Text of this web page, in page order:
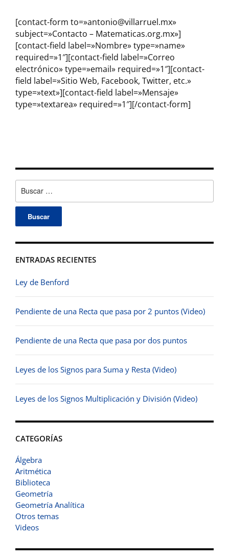
ENTRADAS RECIENTES
Ley de Benford
Pendiente de una Recta que pasa por 2 puntos (Video)
Pendiente de una Recta que pasa por dos puntos
Leyes de los Signos para Suma y Resta (Video)
Leyes de los Signos Multiplicación y División (Video)
CATEGORÍAS
Álgebra
Aritmética
Biblioteca
Geometría
Geometría Analítica
Otros temas
Videos
[contact-form to=»antonio@villarruel.mx»
subject=»Contacto – Matematicas.org.mx»]
[contact-field label=»Nombre» type=»name»
required=»1″][contact-field label=»Correo
electrónico» type=»email» required=»1″][contact-
field label=»Sitio Web, Facebook, Twitter, etc.»
type=»text»][contact-field label=»Mensaje»
type=»textarea» required=»1″][/contact-form]